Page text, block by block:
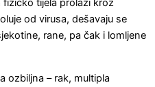
tijela prolazi kroz
od virusa, dešavaju se
rane, pa čak i lomljene
ozbiljna – rak, multipla